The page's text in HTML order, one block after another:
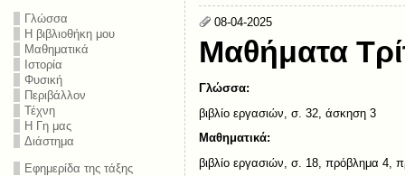
Γλώσσα
Η βιβλιοθήκη μου
Μαθηματικά
Ιστορία
Φυσική
Περιβάλλον
Τέχνη
Η Γη μας
Διάστημα
Εφημερίδα της τάξης
08-04-2025
Μαθήματα
Γλώσσα:
βιβλίο εργασιών, σ. 32, άσκηση 3
Μαθηματικά:
βιβλίο εργασιών, σ. 18, πρόβλημα 4,